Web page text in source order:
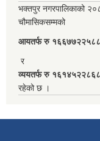
भक्तपुर नगरपालिकाको
चौमासिकसम्मको
आयतर्फ रु‌
र
व्ययतर्फ रु
रहेको छ ।